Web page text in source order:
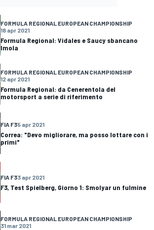
FORMULA REGIONAL EUROPEAN CHAMPIONSHIP
18 apr 2021
Formula Regional: Vidales e Saucy sbancano
Imola
FORMULA REGIONAL EUROPEAN CHAMPIONSHIP
12 apr 2021
Formula Regional: da Cenerentola del
motorsport a serie di riferimento
FIA F35 apr 2021
Correa: "Devo migliorare, ma posso lottare con i
primi"
FIA F33 apr 2021
F3, Test Spielberg, Giorno 1: Smolyar un fulmine
FORMULA REGIONAL EUROPEAN CHAMPIONSHIP
31 mar 2021